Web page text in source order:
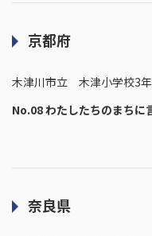
京都府
木津川市立 木津小学校3年
No.08 わたしたちのまちに
奈良県